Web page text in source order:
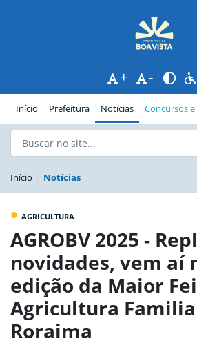
+ -
Início Prefeitura(página atual)
Notícias Concursos
Início Notícias
• AGRICULTURA
AGROBV 2025 -
novidades, vem aí
edição da Maior
Agricultura
Roraima